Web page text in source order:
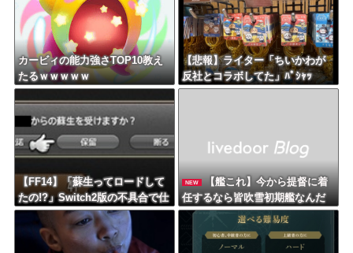
カービィの能力強さTOP10教え
たるｗｗｗｗｗ
【悲報】ライター「ちいかわが
反社とコラボしてた」ﾊﾟｼｬｯ
【FF14】「蘇生ってロードして
たの!?」Switch2版の不具合で仕
様を知る
NEW
【艦これ】今から提督に着
任するなら皆吹雪初期艦なんだ
ろうか